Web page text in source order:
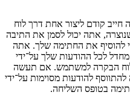
חייב קודם ליצור אחת דרך לוח
אתה יכול לסמן את התיבה
להוסיף את החתימה שלך. אתה
לכל ההודעות שלך על־ידי
הבקרה למשתמש. אם תעשה
להודעות מסוימות על־ידי
בטופס השליחה.